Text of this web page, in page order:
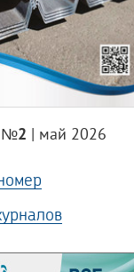
№2 | май 2026